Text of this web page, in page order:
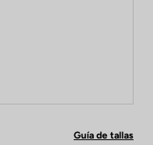
Guía de tallas